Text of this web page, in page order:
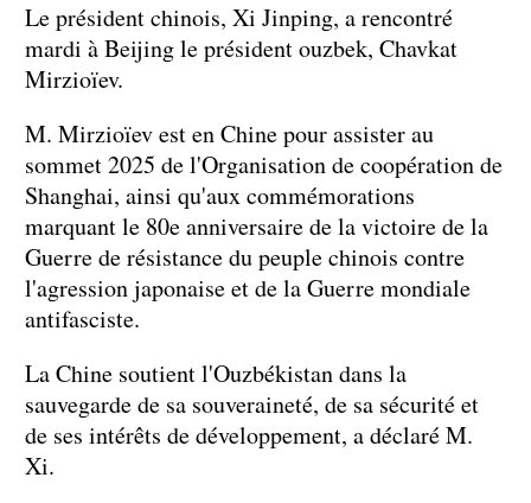
Le président chinois, Xi Jinping, a rencontré
mardi à Beijing le président ouzbek, Chavkat
Mirzioïev.
M. Mirzioïev est en Chine pour assister au
sommet 2025 de l'Organisation de coopération de
Shanghai, ainsi qu'aux commémorations
marquant le 80e anniversaire de la victoire de la
Guerre de résistance du peuple chinois contre
l'agression japonaise et de la Guerre mondiale
antifasciste.
La Chine soutient l'Ouzbékistan dans la
sauvegarde de sa souveraineté, de sa sécurité et
de ses intérêts de développement, a déclaré M.
Xi.